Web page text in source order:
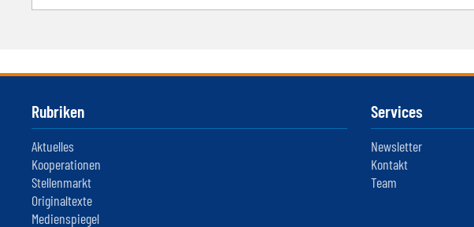
Rubriken
Aktuelles
Kooperationen
Stellenmarkt
Originaltexte
Medienspiegel
Services
Newsletter
Kontakt
Team